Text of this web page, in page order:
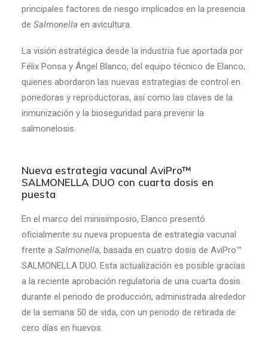
principales factores de riesgo implicados en la presencia
de Salmonella en avicultura.
La visión estratégica desde la industria fue aportada por
Félix Ponsa y Ángel Blanco, del equipo técnico de Elanco,
quienes abordaron las nuevas estrategias de control en
ponedoras y reproductoras, así como las claves de la
inmunización y la bioseguridad para prevenir la
salmonelosis.
Nueva estrategia vacunal AviPro™
SALMONELLA DUO con cuarta dosis en
puesta
En el marco del minisimposio, Elanco presentó
oficialmente su nueva propuesta de estrategia vacunal
frente a Salmonella, basada en cuatro dosis de AviPro™
SALMONELLA DUO. Esta actualización es posible gracias
a la reciente aprobación regulatoria de una cuarta dosis
durante el periodo de producción, administrada alrededor
de la semana 50 de vida, con un periodo de retirada de
cero días en huevos.